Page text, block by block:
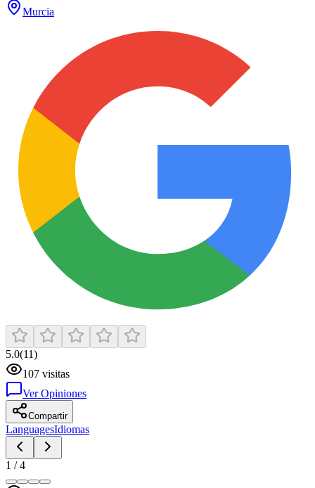
Murcia
5.0(11)
107 visitas
Ver Opiniones
Compartir
LanguagesIdiomas
1 /4